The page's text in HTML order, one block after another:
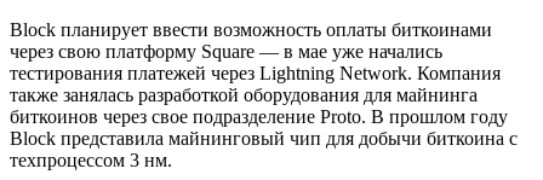
Block планирует ввести возможность оплаты биткоинами
через свою платформу Square — в мае уже начались
тестирования платежей через Lightning Network. Компания
также занялась разработкой оборудования для майнинга
биткоинов через свое подразделение Proto. В прошлом году
Block представила майнинговый чип для добычи биткоина с
техпроцессом 3 нм.